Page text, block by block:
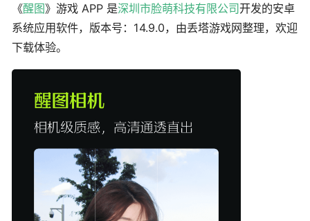
《醒图》游戏 APP 是深圳市脸萌科技有限公司开发的安卓
系统应用软件，版本号：14.9.0，由丢塔游戏网整理，欢迎
下载体验。